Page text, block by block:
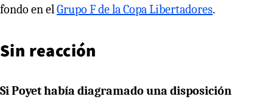
fondo en elGrupo F de la Copa Libertadores.
Sin reacción
Si Poyet había diagramado una disposición